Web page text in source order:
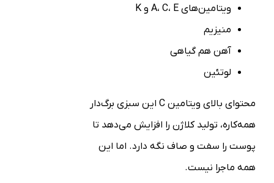
ویتامین‌های A، C، E و K
منیزیم
آهن هم گیاهی
لوتئین
محتوای بالای ویتامین C این سبزی برگ‌دار
همه‌کاره، تولید کلاژن را افزایش می‌دهد تا
پوست را سفت و صاف نگه دارد. اما این
همه ماجرا نیست.